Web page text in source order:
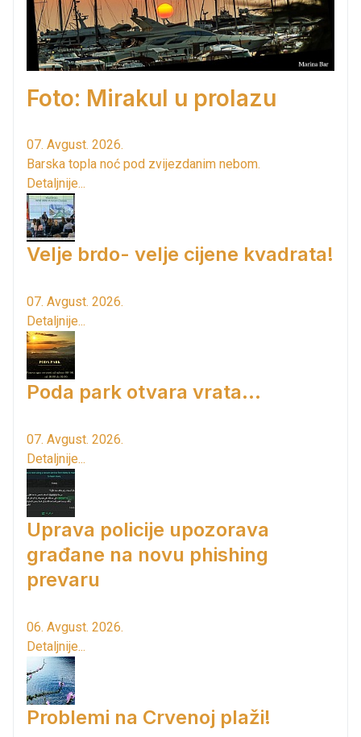
Foto: Mirakul u prolazu
07. Avgust. 2026.
Barska topla noć pod zvijezdanim nebom.
Detaljnije...
Velje brdo- velje cijene kvadrata!
07. Avgust. 2026.
Detaljnije...
Poda park otvara vrata...
07. Avgust. 2026.
Detaljnije...
Uprava policije upozorava
građane na novu phishing
prevaru
06. Avgust. 2026.
Detaljnije...
Problemi na Crvenoj plaži!